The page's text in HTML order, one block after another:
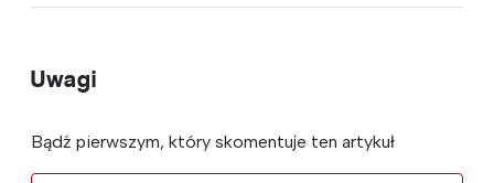
Uwagi
Bądź pierwszym, który skomentuje ten artykuł